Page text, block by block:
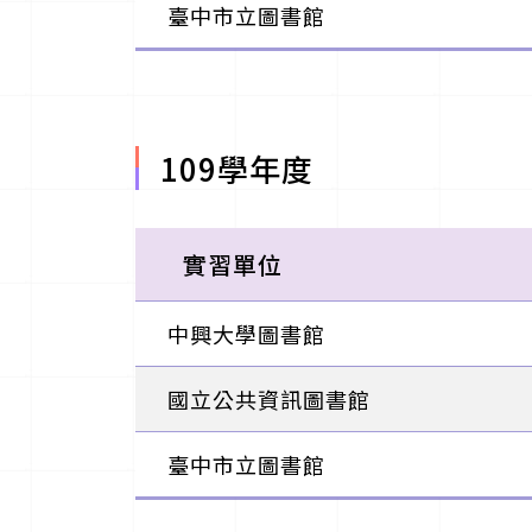
臺中市立圖書館
109學年度
實習單位
中興大學圖書館
國立公共資訊圖書館
臺中市立圖書館